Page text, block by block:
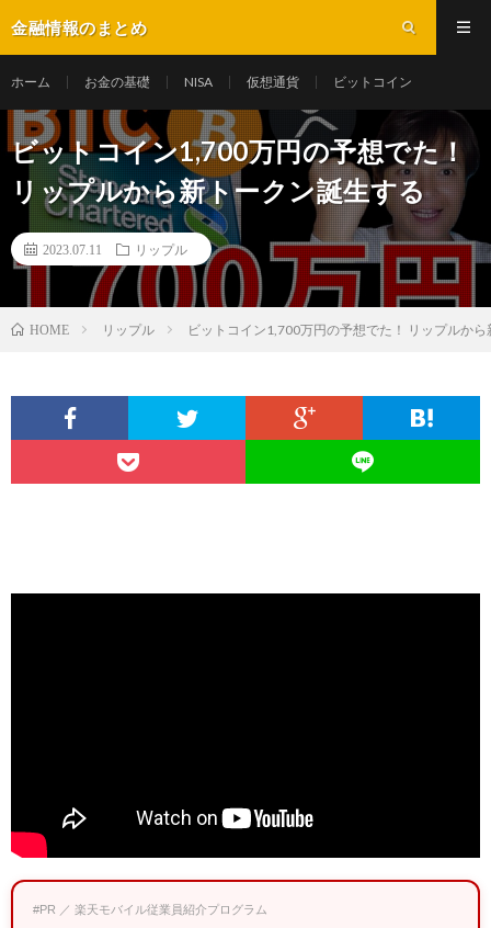
金融情報のまとめ
ホーム お金の基礎 NISA 仮想通貨 ビットコイン
ビットコイン1,700万円の予想でた！
リップルから新トークン誕生する
2023.07.11 リップル
HOME リップル ビットコイン1,700万円の予想でた！ リップルか
#PR ／ 楽天モバイル従業員紹介プログラム